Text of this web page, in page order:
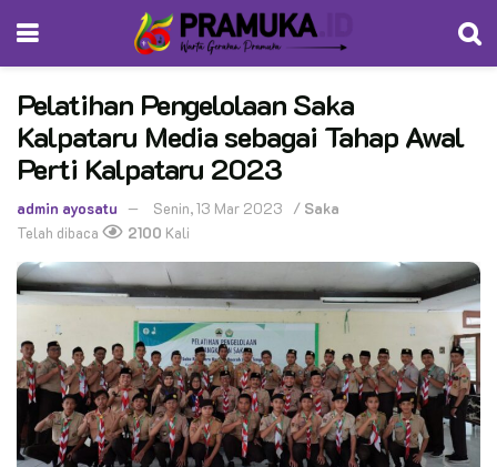
Pelatihan Pengelolaan Saka
Kalpataru Media sebagai Tahap Awal
Perti Kalpataru 2023
admin ayosatu Senin, 13 Mar 2023 / Saka
Telah dibaca
2100 Kali